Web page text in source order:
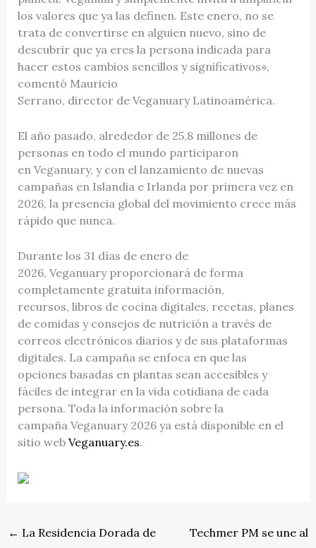
los valores que ya las definen. Este enero, no se
trata de convertirse en alguien nuevo, sino de
descubrir que ya eres la persona indicada para
hacer estos cambios sencillos y significativos»,
comentó Mauricio
Serrano, director de Veganuary Latinoamérica.
El año pasado, alrededor de 25,8 millones de
personas en todo el mundo participaron
en Veganuary, y con el lanzamiento de nuevas
campañas en Islandia e Irlanda por primera vez en
2026, la presencia global del movimiento crece más
rápido que nunca.
Durante los 31 días de enero de
2026, Veganuary proporcionará de forma
completamente gratuita información,
recursos, libros de cocina digitales, recetas, planes
de comidas y consejos de nutrición a través de
correos electrónicos diarios y de sus plataformas
digitales. La campaña se enfoca en que las
opciones basadas en plantas sean accesibles y
fáciles de integrar en la vida cotidiana de cada
persona. Toda la información sobre la
campaña Veganuary 2026 ya está disponible en el
sitio web Veganuary.es.
← La Residencia Dorada de
Techmer PM se une al